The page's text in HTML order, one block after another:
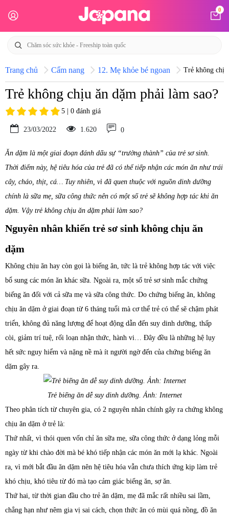
0
Trang chủ Cẩm nang 12. Mẹ khỏe bé ngoan Trẻ không chịu
Trẻ không chịu ăn dặm phải làm sao?
5 | 0 đánh giá
23/03/2022 1.620 0
Ăn dặm là một giai đoạn đánh dấu sự “trưởng thành” của trẻ sơ sinh.
Thời điểm này, hệ tiêu hóa của trẻ đã có thể tiếp nhận các món ăn như trái
cây, cháo, thịt, cá… Tuy nhiên, vì đã quen thuộc với nguồn dinh dưỡng
chính là sữa mẹ, sữa công thức nên có một số trẻ sẽ không hợp tác khi ăn
dặm. Vậy trẻ không chịu ăn dặm phải làm sao?
Nguyên nhân khiến trẻ sơ sinh không chịu ăn
dặm
Không chịu ăn hay còn gọi là biếng ăn, tức là trẻ không hợp tác với việc
bổ sung các món ăn khác sữa. Ngoài ra, một số trẻ sơ sinh mắc chứng
biếng ăn đối với cả sữa mẹ và sữa công thức. Do chứng biếng ăn, không
chịu ăn dặm ở giai đoạn từ 6 tháng tuổi mà cơ thể trẻ có thể sẽ chậm phát
triển, không đủ năng lượng để hoạt động dẫn đến suy dinh dưỡng, thấp
còi, giảm trí tuệ, rối loạn nhận thức, hành vi… Đây đều là những hệ lụy
hết sức nguy hiểm và nặng nề mà ít người ngờ đến của chứng biếng ăn
dặm gây ra.
Trẻ biếng ăn dễ suy dinh dưỡng. Ảnh: Internet
Theo phân tích từ chuyên gia, có 2 nguyên nhân chính gây ra chứng không
chịu ăn dặm ở trẻ là:
Thứ nhất, vì thói quen vốn chỉ ăn sữa mẹ, sữa công thức ở dạng lỏng mỗi
ngày từ khi chào đời mà bé khó tiếp nhận các món ăn mới lạ khác. Ngoài
ra, vì mới bắt đầu ăn dặm nên hệ tiêu hóa vẫn chưa thích ứng kịp làm trẻ
khó chịu, khó tiêu từ đó mà tạo cảm giác biếng ăn, sợ ăn.
Thứ hai, từ thời gian đầu cho trẻ ăn dặm, mẹ đã mắc rất nhiều sai lầm,
chẳng hạn như nêm gia vị sai cách, chọn thức ăn có mùi quá nồng, đồ ăn